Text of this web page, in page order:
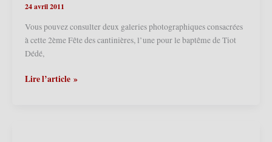
en
salle
–
Téléthon
(01/12/2012)
24 avril 2011
Vous pouvez consulter deux galeries photographiques consacrées
à cette 2ème Fête des cantinières, l’une pour le baptême de Tiot
Dédé,
Nieppe
Lire l’article »